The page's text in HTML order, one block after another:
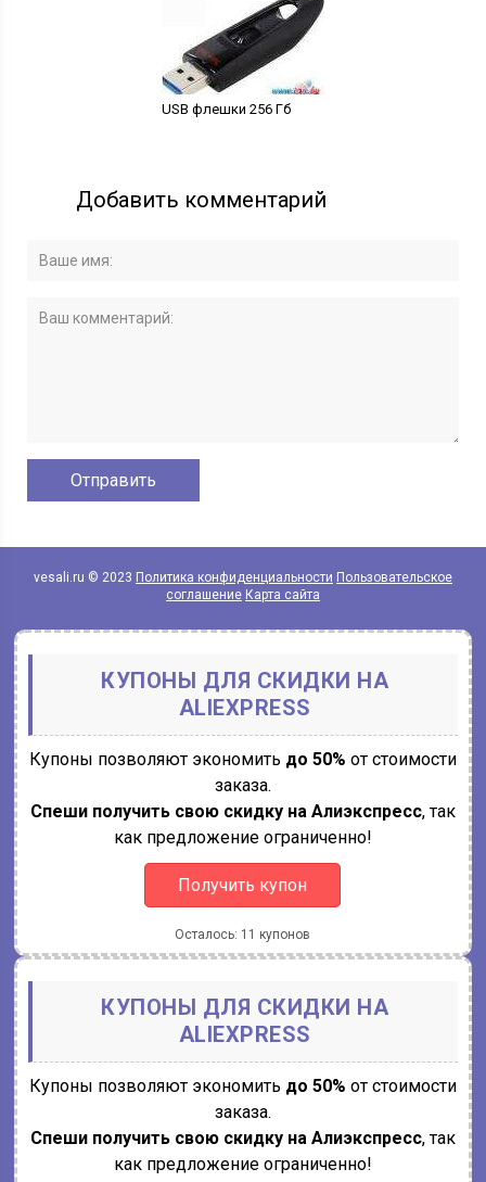
USB флешки 256 Гб
Добавить комментарий
vesali.ru © 2023 Политика конфиденциальности Пользовательское
соглашение Карта сайта
КУПОНЫ ДЛЯ СКИДКИ НА
ALIEXPRESS
Купоны позволяют экономить до 50% от стоимости
заказа.
Спеши получить свою скидку на Алиэкспресс, так
как предложение ограниченно!
Получить купон
Осталось: 11 купонов
КУПОНЫ ДЛЯ СКИДКИ НА
ALIEXPRESS
Купоны позволяют экономить до 50% от стоимости
заказа.
Спеши получить свою скидку на Алиэкспресс, так
как предложение ограниченно!